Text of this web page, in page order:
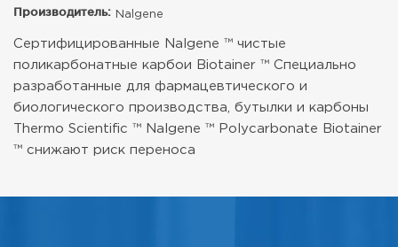
Производитель: Nalgene
Сертифицированные Nalgene ™ чистые
поликарбонатные карбои Biotainer ™ Специально
разработанные для фармацевтического и
биологического производства, бутылки и карбоны
Thermo Scientific ™ Nalgene ™ Polycarbonate Biotainer
™ снижают риск переноса